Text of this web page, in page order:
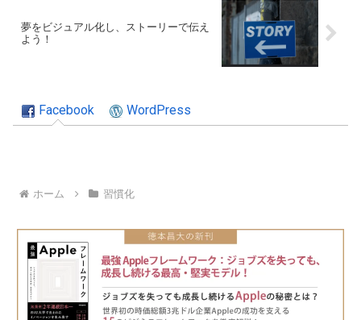
夢をビジュアル化し、ストーリーで伝え
よう！
Facebook WordPress
ホーム 習慣化